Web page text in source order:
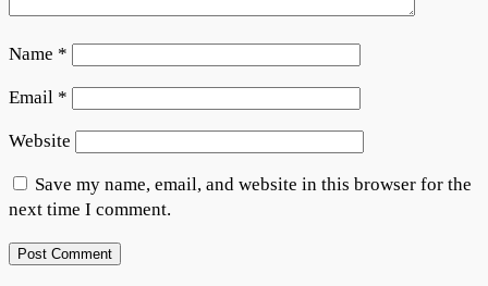
Name *
Email *
Website
Save my name, email, and website in this browser for the
next time I comment.